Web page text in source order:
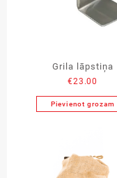
Grila lāpstiņa
€23.00
Pievienot grozam